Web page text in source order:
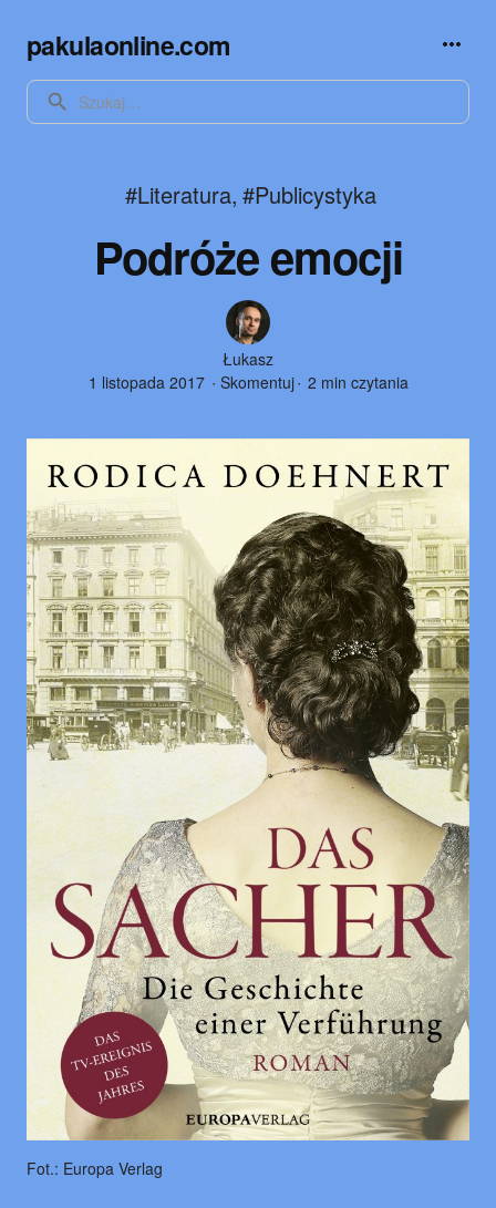
pakulaonline.com
SEARCH
#Literatura, #Publicystyka
Podróże emocji
Author
Łukasz
1 listopada 2017
Skomentuj 2 min czytania
Fot.: Europa Verlag